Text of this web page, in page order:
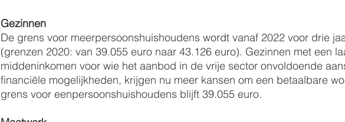
Gezinnen
De grens voor meerpersoonshuishoudens wordt vanaf 2022 voor drie
(grenzen 2020: van 39.055 euro naar 43.126 euro). Gezinnen met een
middeninkomen voor wie het aanbod in de vrije sector onvoldoende
financiële mogelijkheden, krijgen nu meer kansen om een betaalbare
grens voor eenpersoonshuishoudens blijft 39.055 euro.